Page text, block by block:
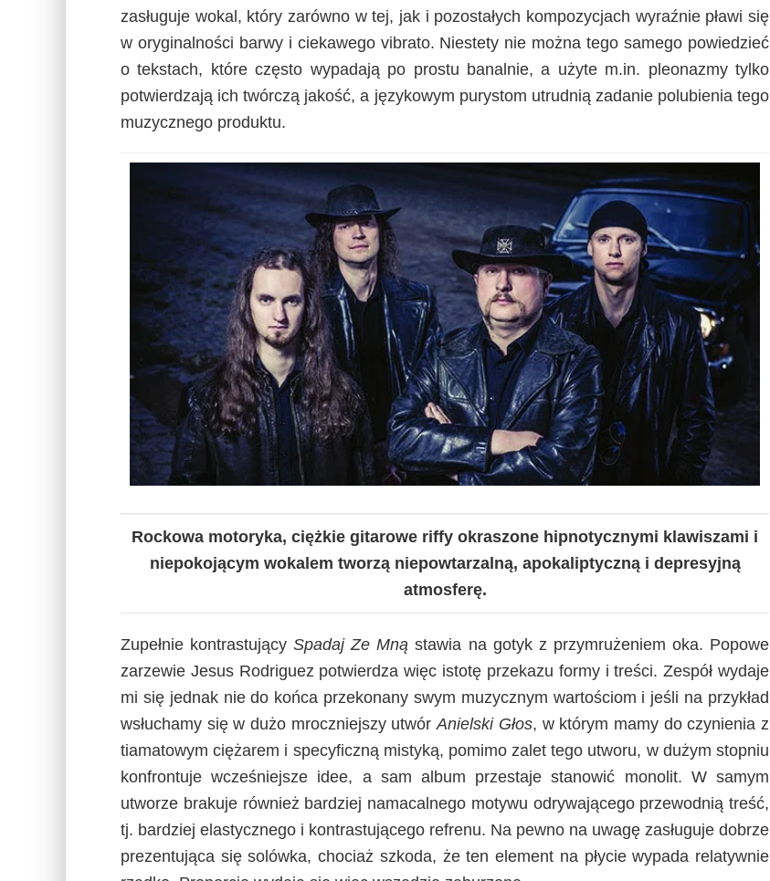
zasługuje wokal, który zarówno w tej, jak i pozostałych kompozycjach wyraźnie pławi się
w oryginalności barwy i ciekawego vibrato. Niestety nie można tego samego powiedzieć
o tekstach, które często wypadają po prostu banalnie, a użyte m.in. pleonazmy tylko
potwierdzają ich twórczą jakość, a językowym purystom utrudnią zadanie polubienia tego
muzycznego produktu.
Rockowa motoryka, ciężkie gitarowe riffy okraszone hipnotycznymi klawiszami i
niepokojącym wokalem tworzą niepowtarzalną, apokaliptyczną i depresyjną
atmosferę.
Zupełnie kontrastującySpadaj Ze Mnąstawia na gotyk z przymrużeniem oka. Popowe
zarzewie Jesus Rodriguez potwierdza więc istotę przekazu formy i treści. Zespół wydaje
mi się jednak nie do końca przekonany swym muzycznym wartościom i jeśli na przykład
wsłuchamy się w dużo mroczniejszy utwórAnielski Głos, w którym mamy do czynienia z
tiamatowym ciężarem i specyficzną mistyką, pomimo zalet tego utworu, w dużym stopniu
konfrontuje wcześniejsze idee, a sam album przestaje stanowić monolit. W samym
utworze brakuje również bardziej namacalnego motywu odrywającego przewodnią treść,
tj. bardziej elastycznego i kontrastującego refrenu. Na pewno na uwagę zasługuje dobrze
prezentująca się solówka, chociaż szkoda, że ten element na płycie wypada relatywnie